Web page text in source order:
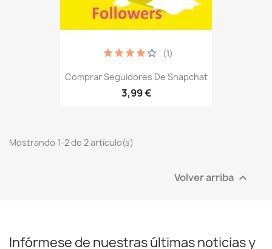
Comprar Seguidores De Snapchat
3,99 €
(1)
Mostrando 1-2 de 2 artículo(s)
Volver arriba 
Infórmese de nuestras últimas noticias y